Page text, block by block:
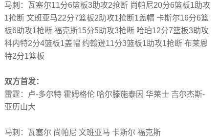
马刺：瓦塞尔11分6篮板3助攻2抢断 尚帕尼20分6篮板1助攻
1抢断 文班亚马22分7篮板2助攻1抢断1盖帽 卡斯尔16分6篮
板6助攻1抢断 福克斯15分5助攻3抢断 哈珀12分7篮板3助攻
科内特2分4篮板1盖帽 约翰逊11分3篮板1助攻1抢断 布莱恩
特2分1篮板
双方首发：
雷霆：卢-多尔特 霍姆格伦 哈尔滕施泰因 华莱士 吉尔杰斯-
亚历山大
马刺：瓦塞尔 尚帕尼 文班亚马 卡斯尔 福克斯